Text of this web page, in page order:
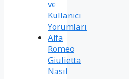
ve
Kullanıcı
Yorumları
Alfa
Romeo
Giulietta
Nasıl